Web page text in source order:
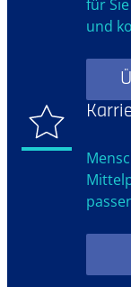
für
und